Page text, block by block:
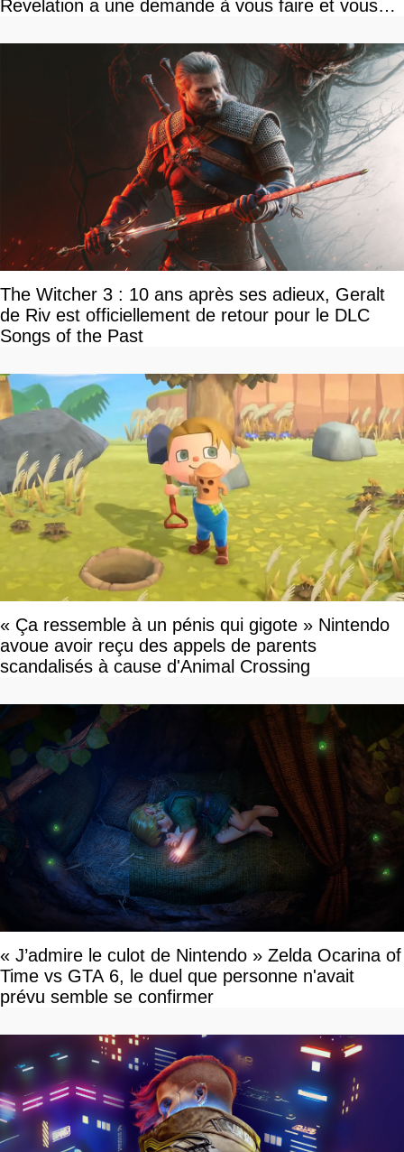
Revelation a une demande à vous faire et vous
The Witcher 3 : 10 ans après ses adieux, Geralt
de Riv est officiellement de retour pour le DLC
Songs of the Past
« Ça ressemble à un pénis qui gigote » Nintendo
avoue avoir reçu des appels de parents
scandalisés à cause d'Animal Crossing
« J’admire le culot de Nintendo » Zelda Ocarina of
Time vs GTA 6, le duel que personne n'avait
prévu semble se confirmer